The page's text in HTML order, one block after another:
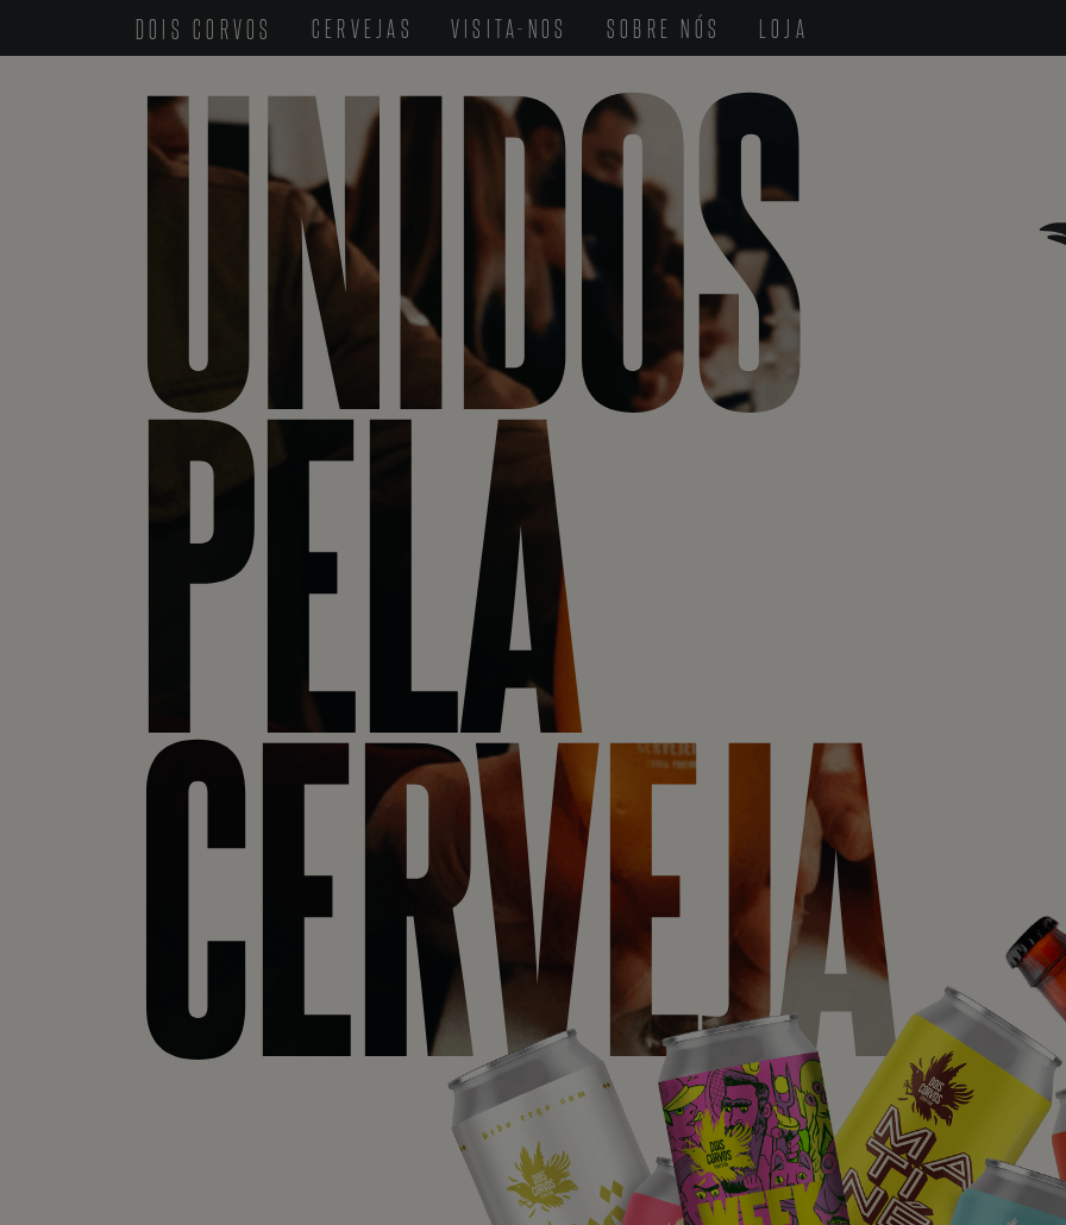
DOIS CORVOS CERVEJAS VISITA-NOS SOBRE NÓS LOJA
UNIDOS
PELA
CERVEJA